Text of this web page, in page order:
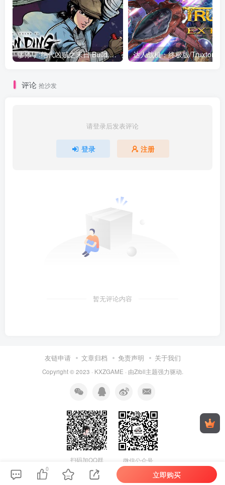
廖添丁:绝代凶贼之末日 Build.12074889|动作冒险|容量2.5GB|免安装绿色中文版
评论 抢沙发
请登录后发表评论
登录 注册
暂无评论内容
友链申请 文章归档 免责声明 关于我们
Copyright © 2023 · KXZGAME · 由Zibll主题强力驱动.
扫码加QQ群 微信公众号
0
立即购买